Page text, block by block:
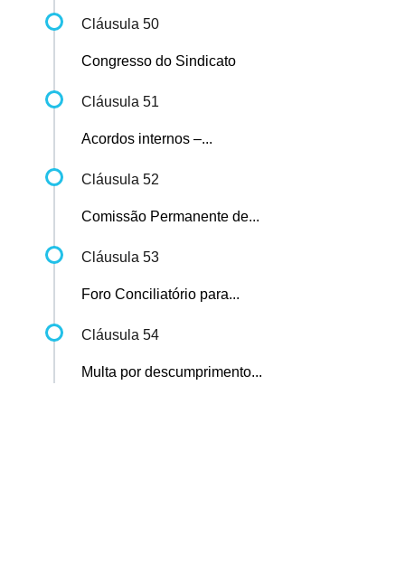
Cláusula 50
Congresso do Sindicato
Cláusula 51
Acordos internos –...
Cláusula 52
Comissão Permanente de...
Cláusula 53
Foro Conciliatório para...
Cláusula 54
Multa por descumprimento...